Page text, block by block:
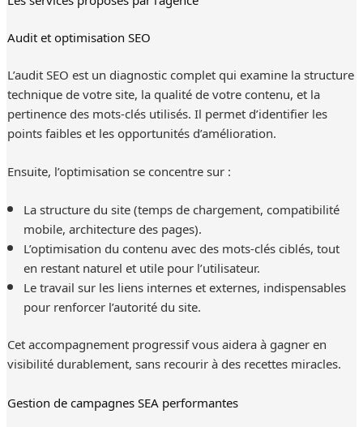
Audit et optimisation SEO
L’audit SEO est un diagnostic complet qui examine la structure
technique de votre site, la qualité de votre contenu, et la
pertinence des mots-clés utilisés. Il permet d’identifier les
points faibles et les opportunités d’amélioration.
Ensuite, l’optimisation se concentre sur :
La structure du site (temps de chargement, compatibilité
mobile, architecture des pages).
L’optimisation du contenu avec des mots-clés ciblés, tout
en restant naturel et utile pour l’utilisateur.
Le travail sur les liens internes et externes, indispensables
pour renforcer l’autorité du site.
Cet accompagnement progressif vous aidera à gagner en
visibilité durablement, sans recourir à des recettes miracles.
Gestion de campagnes SEA performantes